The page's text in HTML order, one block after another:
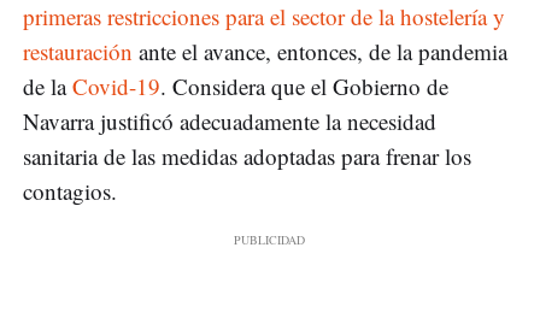
primeras restricciones para el sector de la hostelería y
restauración ante el avance, entonces, de la pandemia
de laCovid-19. Considera que el Gobierno de
Navarra justificó adecuadamente la necesidad
sanitaria de las medidas adoptadas para frenar los
contagios.